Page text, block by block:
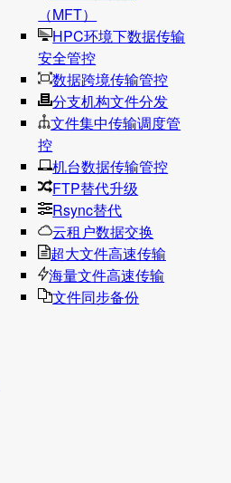
（MFT）
HPC环境下数据传输
安全管控
数据跨境传输管控
分支机构文件分发
文件集中传输调度管
控
机台数据传输管控
FTP替代升级
Rsync替代
云租户数据交换
超大文件高速传输
海量文件高速传输
文件同步备份